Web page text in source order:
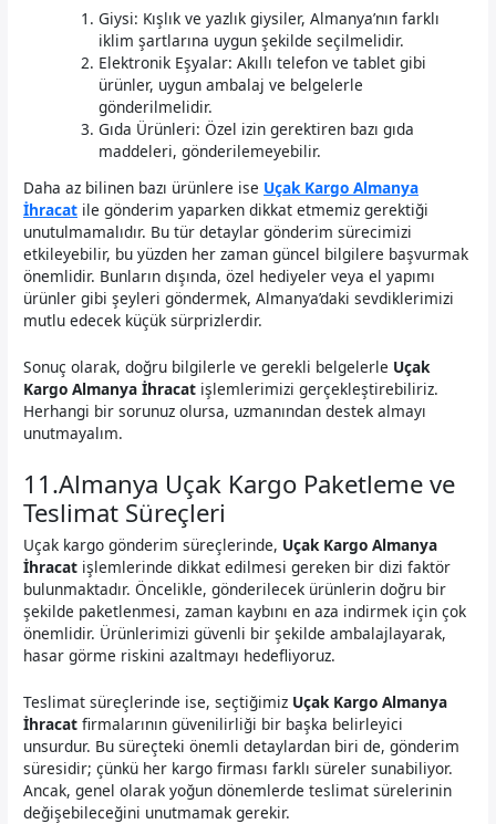
Giysi: Kışlık ve yazlık giysiler, Almanya’nın farklı
iklim şartlarına uygun şekilde seçilmelidir.
Elektronik Eşyalar: Akıllı telefon ve tablet gibi
ürünler, uygun ambalaj ve belgelerle
gönderilmelidir.
Gıda Ürünleri: Özel izin gerektiren bazı gıda
maddeleri, gönderilemeyebilir.
Daha az bilinen bazı ürünlere ise Uçak Kargo Almanya
İhracat ile gönderim yaparken dikkat etmemiz gerektiği
unutulmamalıdır. Bu tür detaylar gönderim sürecimizi
etkileyebilir, bu yüzden her zaman güncel bilgilere başvurmak
önemlidir. Bunların dışında, özel hediyeler veya el yapımı
ürünler gibi şeyleri göndermek, Almanya’daki sevdiklerimizi
mutlu edecek küçük sürprizlerdir.
Sonuç olarak, doğru bilgilerle ve gerekli belgelerle Uçak
Kargo Almanya İhracat işlemlerimizi gerçekleştirebiliriz.
Herhangi bir sorunuz olursa, uzmanından destek almayı
unutmayalım.
11.Almanya Uçak Kargo Paketleme ve
Teslimat Süreçleri
Uçak kargo gönderim süreçlerinde, Uçak Kargo Almanya
İhracat işlemlerinde dikkat edilmesi gereken bir dizi faktör
bulunmaktadır. Öncelikle, gönderilecek ürünlerin doğru bir
şekilde paketlenmesi, zaman kaybını en aza indirmek için çok
önemlidir. Ürünlerimizi güvenli bir şekilde ambalajlayarak,
hasar görme riskini azaltmayı hedefliyoruz.
Teslimat süreçlerinde ise, seçtiğimiz Uçak Kargo Almanya
İhracat firmalarının güvenilirliği bir başka belirleyici
unsurdur. Bu süreçteki önemli detaylardan biri de, gönderim
süresidir; çünkü her kargo firması farklı süreler sunabiliyor.
Ancak, genel olarak yoğun dönemlerde teslimat sürelerinin
değişebileceğini unutmamak gerekir.